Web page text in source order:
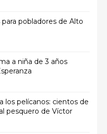
pobladores de Alto
a niña de 3 años
los pelícanos: cientos de
pesquero de Víctor